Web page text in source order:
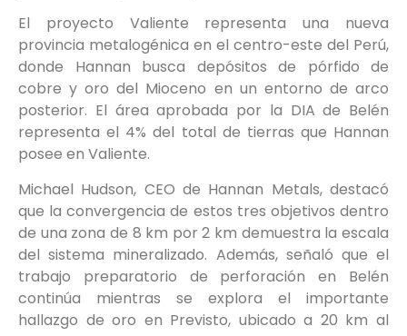
El proyecto Valiente representa una nueva
provincia metalogénica en el centro-este del Perú,
donde Hannan busca depósitos de pórfido de
cobre y oro del Mioceno en un entorno de arco
posterior. El área aprobada por la DIA de Belén
representa el 4% del total de tierras que Hannan
posee en Valiente.
Michael Hudson, CEO de Hannan Metals, destacó
que la convergencia de estos tres objetivos dentro
de una zona de 8 km por 2 km demuestra la escala
del sistema mineralizado. Además, señaló que el
trabajo preparatorio de perforación en Belén
continúa mientras se explora el importante
hallazgo de oro en Previsto, ubicado a 20 km al